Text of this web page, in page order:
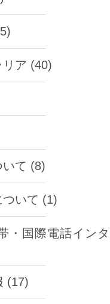
ア (40)
て (8)
いて (1)
・国際電話イン
(17)